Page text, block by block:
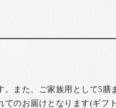
また、ご家族用として5膳
のお届けとなります(ギフ